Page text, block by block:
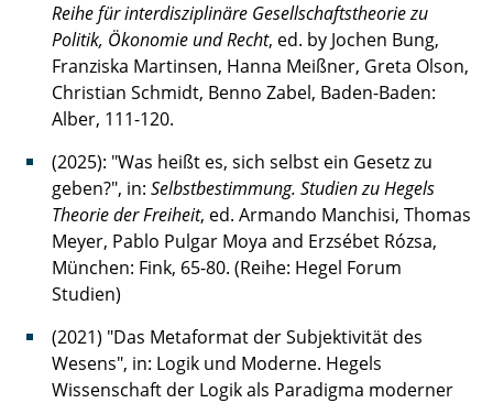
Reihe für interdisziplinäre Gesellschaftstheorie zu
Politik, Ökonomie und Recht, ed. by Jochen Bung,
Franziska Martinsen, Hanna Meißner, Greta Olson,
Christian Schmidt, Benno Zabel, Baden-Baden:
Alber, 111-120.
(2025): "Was heißt es, sich selbst ein Gesetz zu
geben?", in: Selbstbestimmung. Studien zu Hegels
Theorie der Freiheit, ed. Armando Manchisi, Thomas
Meyer, Pablo Pulgar Moya and Erzsébet Rózsa,
München: Fink, 65-80. (Reihe: Hegel Forum
Studien)
(2021) "Das Metaformat der Subjektivität des
Wesens", in: Logik und Moderne. Hegels
Wissenschaft der Logik als Paradigma moderner